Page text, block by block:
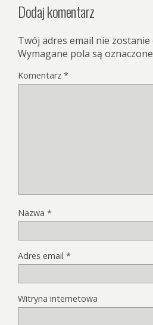
Dodaj komentarz
Twój adres email nie
Wymagane pola są oznaczone
Komentarz *
Nazwa *
Adres email *
Witryna internetowa